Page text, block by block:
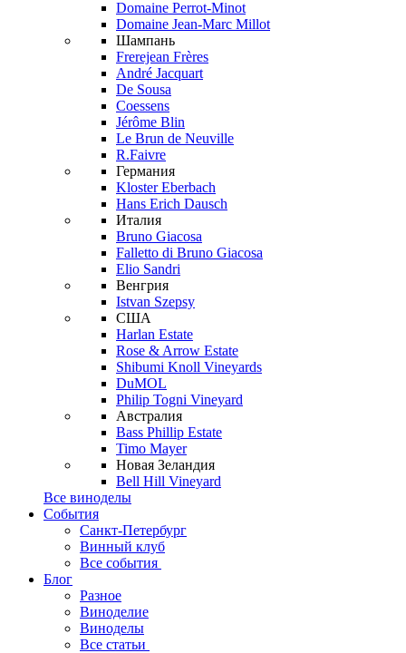
Domaine Perrot-Minot
Domaine Jean-Marc Millot
Шампань
Frerejean Frères
André Jacquart
De Sousa
Coessens
Jérôme Blin
Le Brun de Neuville
R.Faivre
Германия
Kloster Eberbach
Hans Erich Dausch
Италия
Bruno Giacosa
Falletto di Bruno Giacosa
Elio Sandri
Венгрия
Istvan Szepsy
США
Harlan Estate
Rose & Arrow Estate
Shibumi Knoll Vineyards
DuMOL
Philip Togni Vineyard
Австралия
Bass Phillip Estate
Timo Mayer
Новая Зеландия
Bell Hill Vineyard
Все виноделы
События
Санкт-Петербург
Винный клуб
Все события
Блог
Разное
Виноделие
Виноделы
Все статьи